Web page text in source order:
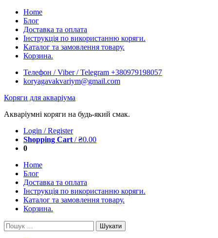
Skip
content
Home
Блог
Доставка та оплата
Інструкція по використанню коряги.
Каталог та замовлення товару.
Корзина.
Телефон / Viber / Telegram +380979198057
koryagavakvariym@gmail.com
Коряги для акваріума
Акваріумні коряги на будь-який смак.
Login / Register
Shopping Cart /₴0.00
0
Home
Блог
Доставка та оплата
Інструкція по використанню коряги.
Каталог та замовлення товару.
Корзина.
Пошук: